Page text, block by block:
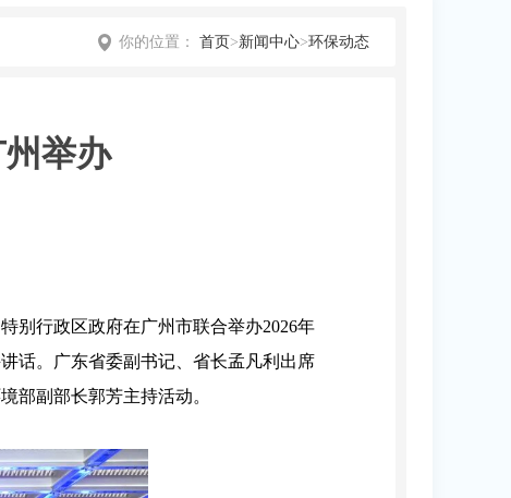
你的位置： 首页>新闻中心>环保动态
举办
别行政区政府在广州市联合举办2026年
话。广东省委副书记、省长孟凡利出席
部副部长郭芳主持活动。